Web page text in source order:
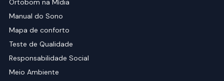
Ortobom na Mídia
Manual do Sono
Mapa de conforto
Teste de Qualidade
Responsabilidade Social
Meio Ambiente